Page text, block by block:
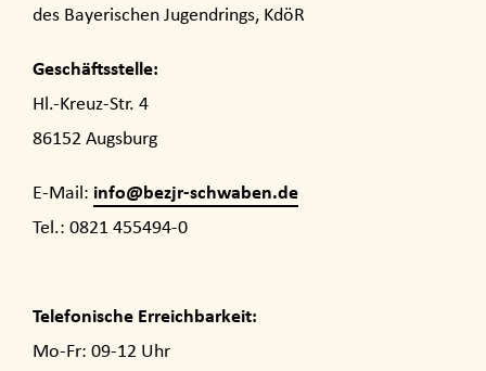
des Bayerischen Jugendrings, KdöR
Geschäftsstelle:
Hl.-Kreuz-Str. 4
86152 Augsburg
E-Mail: info@bezjr-schwaben.de
Tel.: 0821 455494-0
Telefonische Erreichbarkeit:
Mo-Fr: 09-12 Uhr